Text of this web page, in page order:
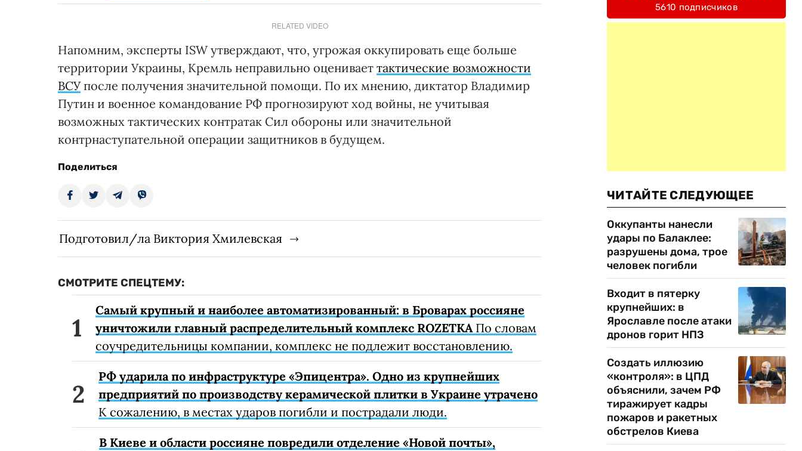
RELATED VIDEO
Напомним, эксперты ISW утверждают, что, угрожая оккупировать еще больше
территории Украины, Кремль неправильно оценивает тактические возможности
ВСУпосле получения значительной помощи. По их мнению, диктатор Владимир
Путин и военное командование РФ прогнозируют ход войны, не учитывая
возможных тактических контратак Сил обороны или значительной
контрнаступательной операции защитников в будущем.
Поделиться
Подготовил/ла Виктория Хмилевская
СМОТРИТЕ СПЕЦТЕМУ:
Самый крупный и наиболее автоматизированный: в Броварах россияне
уничтожили главный распределительный комплекс ROZETKAПо словам
соучредительницы компании, комплекс не подлежит восстановлению.
РФ ударила по инфраструктуре «Эпицентра». Одно из крупнейших
предприятий по производству керамической плитки в Украине утрачено
К сожалению, в местах ударов погибли и пострадали люди.
В Киеве и области россияне повредили отделение «Новой почты»,
5610 подписчиков
ЧИТАЙТЕ СЛЕДУЮЩЕЕ
Оккупанты нанесли
удары по Балаклее:
разрушены дома, трое
человек погибли
Входит в пятерку
крупнейших: в
Ярославле после атаки
дронов горит НПЗ
Создать иллюзию
«контроля»: в ЦПД
объяснили, зачем РФ
тиражирует кадры
пожаров и ракетных
обстрелов Киева